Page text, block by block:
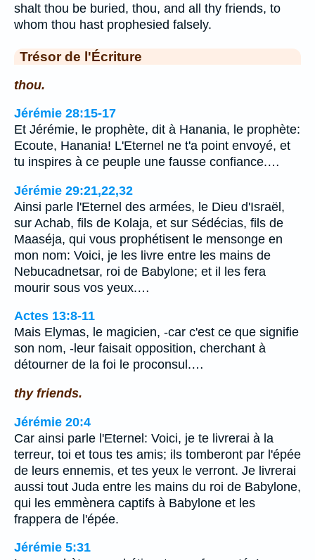
shalt thou be buried, thou, and all thy friends, to
whom thou hast prophesied falsely.
Trésor de l'Écriture
thou.
Jérémie 28:15-17
Et Jérémie, le prophète, dit à Hanania, le prophète:
Ecoute, Hanania! L'Eternel ne t'a point envoyé, et
tu inspires à ce peuple une fausse confiance.…
Jérémie 29:21,22,32
Ainsi parle l'Eternel des armées, le Dieu d'Israël,
sur Achab, fils de Kolaja, et sur Sédécias, fils de
Maaséja, qui vous prophétisent le mensonge en
mon nom: Voici, je les livre entre les mains de
Nebucadnetsar, roi de Babylone; et il les fera
mourir sous vos yeux.…
Actes 13:8-11
Mais Elymas, le magicien, -car c'est ce que signifie
son nom, -leur faisait opposition, cherchant à
détourner de la foi le proconsul.…
thy friends.
Jérémie 20:4
Car ainsi parle l'Eternel: Voici, je te livrerai à la
terreur, toi et tous tes amis; ils tomberont par l'épée
de leurs ennemis, et tes yeux le verront. Je livrerai
aussi tout Juda entre les mains du roi de Babylone,
qui les emmènera captifs à Babylone et les
frappera de l'épée.
Jérémie 5:31